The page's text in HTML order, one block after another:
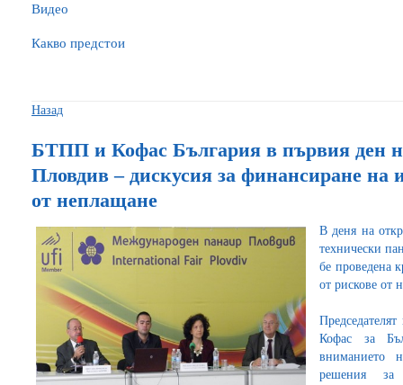
Видео
Какво предстои
Назад
БТПП и Кофас България в първия ден
Пловдив – дискусия за финансиране на
от неплащане
В деня на
технически
бе проведена
от рискове от
Кофас за
вниманието
решения за